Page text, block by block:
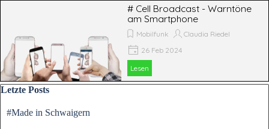
# Cell Broadcast - Warntöne
am Smartphone
Mobilfunk
Claudia Riedel
26 Feb 2024
Über das Mobilfunkgerät kann man
aktuell öffentliche Warnungen über
drohende oder sich ausbreitende größere
Lesen
Block überspringen Letzte Posts
Letzte Posts
#Made in Schwaigern